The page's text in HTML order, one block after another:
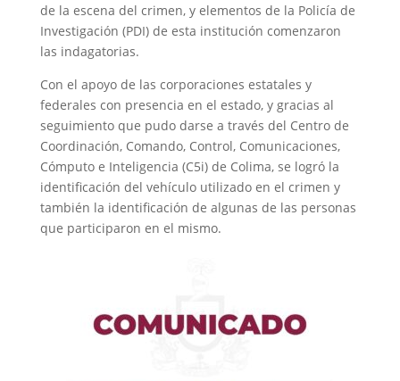
de la escena del crimen, y elementos de la Policía de
Investigación (PDI) de esta institución comenzaron
las indagatorias.
Con el apoyo de las corporaciones estatales y
federales con presencia en el estado, y gracias al
seguimiento que pudo darse a través del Centro de
Coordinación, Comando, Control, Comunicaciones,
Cómputo e Inteligencia (C5i) de Colima, se logró la
identificación del vehículo utilizado en el crimen y
también la identificación de algunas de las personas
que participaron en el mismo.